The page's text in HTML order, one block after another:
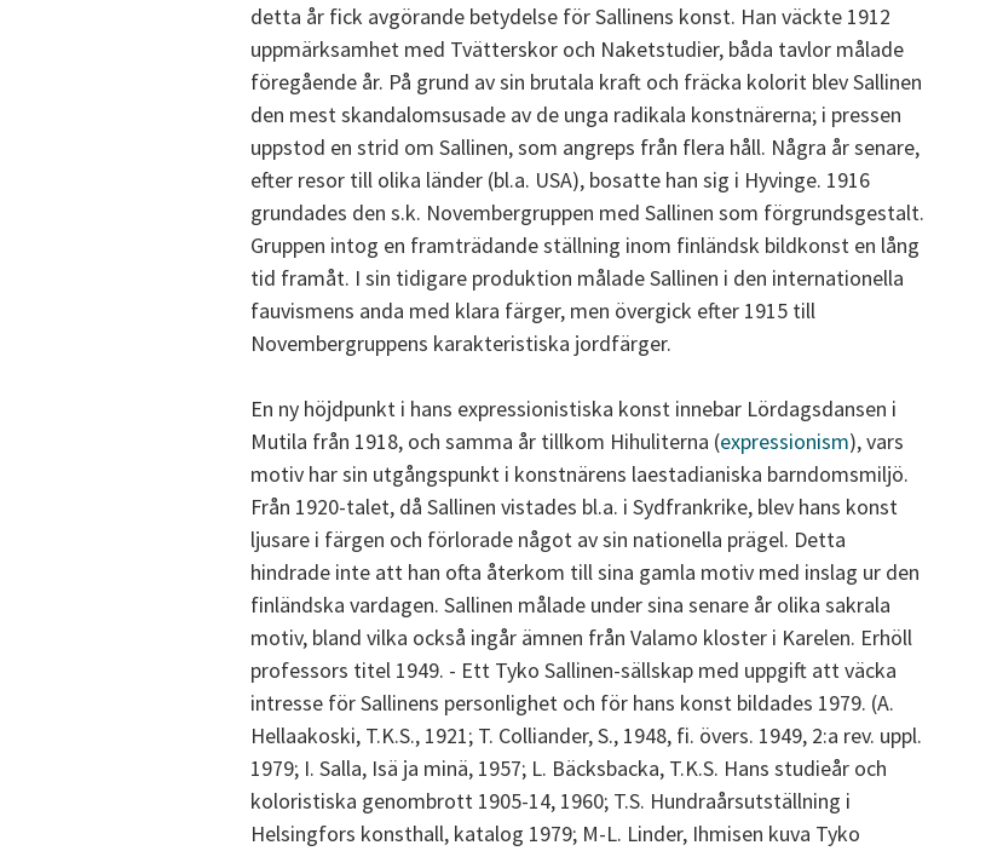
detta år fick avgörande betydelse för Sallinens konst. Han väckte 1912
uppmärksamhet med Tvätterskor och Naketstudier, båda tavlor målade
föregående år. På grund av sin brutala kraft och fräcka kolorit blev Sallinen
den mest skandalomsusade av de unga radikala konstnärerna; i pressen
uppstod en strid om Sallinen, som angreps från flera håll. Några år senare,
efter resor till olika länder (bl.a. USA), bosatte han sig i Hyvinge. 1916
grundades den s.k. Novembergruppen med Sallinen som förgrundsgestalt.
Gruppen intog en framträdande ställning inom finländsk bildkonst en lång
tid framåt. I sin tidigare produktion målade Sallinen i den internationella
fauvismens anda med klara färger, men övergick efter 1915 till
Novembergruppens karakteristiska jordfärger.
En ny höjdpunkt i hans expressionistiska konst innebar Lördagsdansen i
Mutila från 1918, och samma år tillkom Hihuliterna (expressionism), vars
motiv har sin utgångspunkt i konstnärens laestadianiska barndomsmiljö.
Från 1920-talet, då Sallinen vistades bl.a. i Sydfrankrike, blev hans konst
ljusare i färgen och förlorade något av sin nationella prägel. Detta
hindrade inte att han ofta återkom till sina gamla motiv med inslag ur den
finländska vardagen. Sallinen målade under sina senare år olika sakrala
motiv, bland vilka också ingår ämnen från Valamo kloster i Karelen. Erhöll
professors titel 1949. - Ett Tyko Sallinen-sällskap med uppgift att väcka
intresse för Sallinens personlighet och för hans konst bildades 1979. (A.
Hellaakoski, T.K.S., 1921; T. Colliander, S., 1948, fi. övers. 1949, 2:a rev. uppl.
1979; I. Salla, Isä ja minä, 1957; L. Bäcksbacka, T.K.S. Hans studieår och
koloristiska genombrott 1905-14, 1960; T.S. Hundraårsutställning i
Helsingfors konsthall, katalog 1979; M-L. Linder, Ihmisen kuva Tyko